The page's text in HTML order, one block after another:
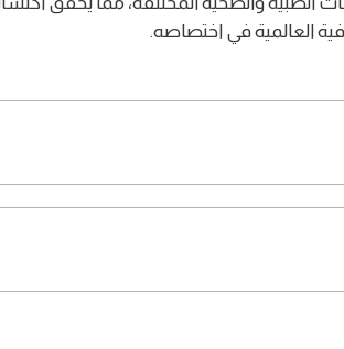
العالمية في اختصاصه.